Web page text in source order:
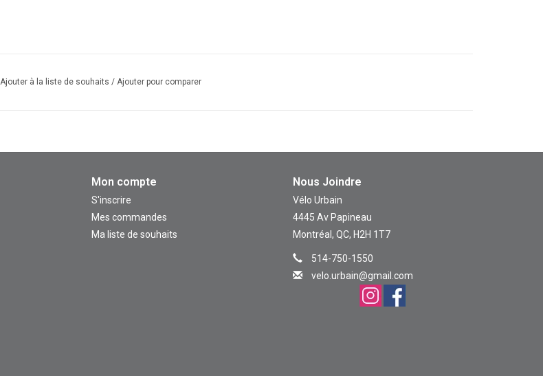
Ajouter à la liste de souhaits / Ajouter pour comparer
Mon compte
S'inscrire
Mes commandes
Ma liste de souhaits
Nous Joindre
Vélo Urbain
4445 Av Papineau
Montréal, QC, H2H 1T7
514-750-1550
velo.urbain@gmail.com